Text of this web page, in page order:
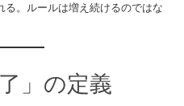
。ルールは増え続けるのではな
」の定義